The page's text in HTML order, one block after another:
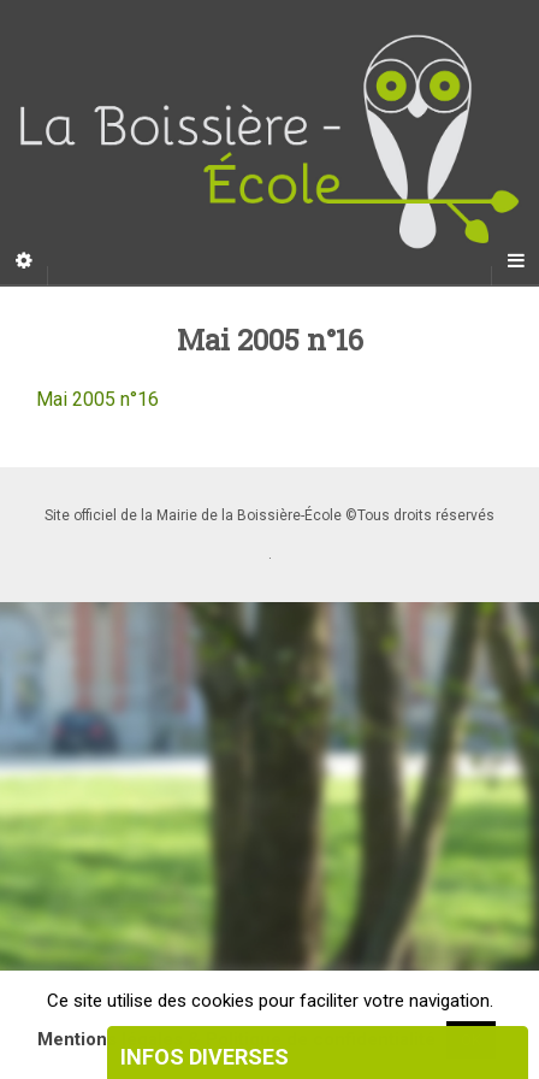
Mai 2005 n°16
Mai 2005 n°16
Site officiel de la Mairie de la Boissière-École ©Tous droits réservés
Ce site utilise des cookies pour faciliter votre navigation.
Mentions légales & Politique de confidentialité
INFOS DIVERSES